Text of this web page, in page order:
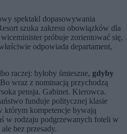
spektakl dopasowywania
szuka zakresu obowiązków dla
próbuje zorientować się,
odpowiada departament,
raczej: byłoby śmieszne, gdyby
wraz z nominacją przychodzą
pensja. Gabinet. Kierowca.
funduje politycznej klasie
którym kompetencje bywają
w rodzaju podgrzewanych foteli w
bez przesady.